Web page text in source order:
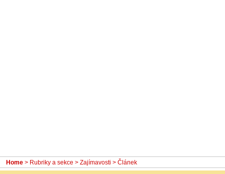
Home > Rubriky a sekce > Zajímavosti > Článek